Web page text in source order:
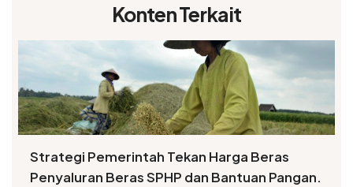
Konten Terkait
Strategi Pemerintah Tekan Harga Beras
Penyaluran Beras SPHP dan Bantuan Pangan.